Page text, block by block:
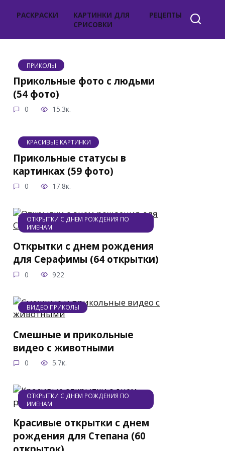
РАСКРАСКИ
КАРТИНКИ ДЛЯ
СРИСОВКИ
РЕЦЕПТЫ
ПРИКОЛЫ
Прикольные фото с людьми
(54 фото)
0 15.3к.
КРАСИВЫЕ КАРТИНКИ
Прикольные статусы в
картинках (59 фото)
0 17.8к.
ОТКРЫТКИ С ДНЕМ РОЖДЕНИЯ ПО
ИМЕНАМ
Открытки с днем рождения
для Серафимы (64 открытки)
0 922
ВИДЕО ПРИКОЛЫ
Смешные и прикольные
видео с животными
0 5.7к.
ОТКРЫТКИ С ДНЕМ РОЖДЕНИЯ ПО
ИМЕНАМ
Красивые открытки с днем
рождения для Степана (60